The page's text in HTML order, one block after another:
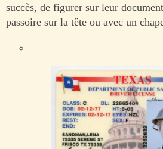
succès, de figurer sur leur
passoire sur la tête ou avec un